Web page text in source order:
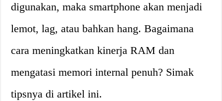
digunakan, maka smartphone akan menjadi
lemot, lag, atau bahkan hang. Bagaimana
cara meningkatkan kinerja RAM dan
mengatasi memori internal penuh? Simak
tipsnya di artikel ini.